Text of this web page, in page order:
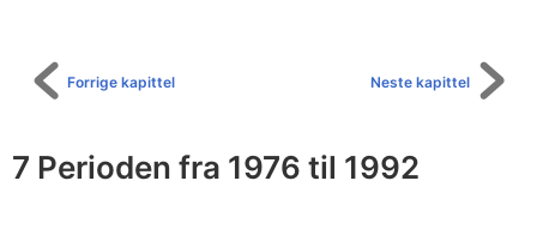
Neste kapittel
Forrige kapittel
7 Perioden fra 1976 til 1992